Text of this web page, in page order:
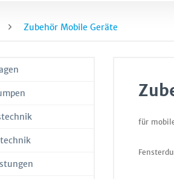
Zubehör Mobile Geräte
für